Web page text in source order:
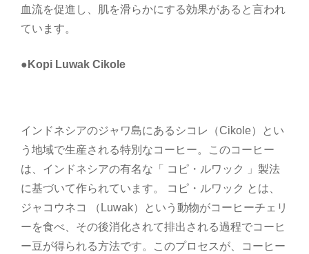
血流を促進し、肌を滑らかにする効果があると言われ
ています。
●Kopi Luwak Cikole
インドネシアのジャワ島にあるシコレ（Cikole）とい
う地域で生産される特別なコーヒー。このコーヒー
は、インドネシアの有名な「 コピ・ルワック 」製法
に基づいて作られています。 コピ・ルワック とは、
ジャコウネコ （Luwak）という動物がコーヒーチェリ
ーを食べ、その後消化されて排出される過程でコーヒ
ー豆が得られる方法です。このプロセスが、コーヒー